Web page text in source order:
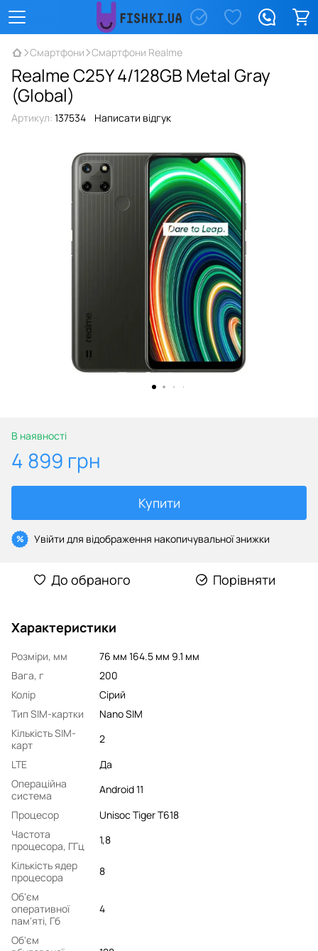
Смартфони Смартфони Realme
Realme C25Y 4/128GB Metal Gray
(Global)
Артикул: 137534 Написати відгук
В наявності
4 899 грн
Купити
% Увійти для відображення накопичувальної знижки
До обраного Порівняти
Характеристики
Розміри, мм
76 мм 164.5 мм 9.1 мм
Вага, г
200
Колір
Сірий
Тип SIM-картки
Nano SIM
Кількість SIM-
карт
2
LTE
Да
Операційна
система
Android 11
Процесор
Unisoc Tiger T618
Частота
процесора, ГГц
1,8
Кількість ядер
процесора
8
Об'єм
оперативної
пам'яті, Гб
4
Об'єм